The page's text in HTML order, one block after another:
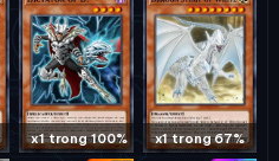
x1 trong 100% x1 trong 67%